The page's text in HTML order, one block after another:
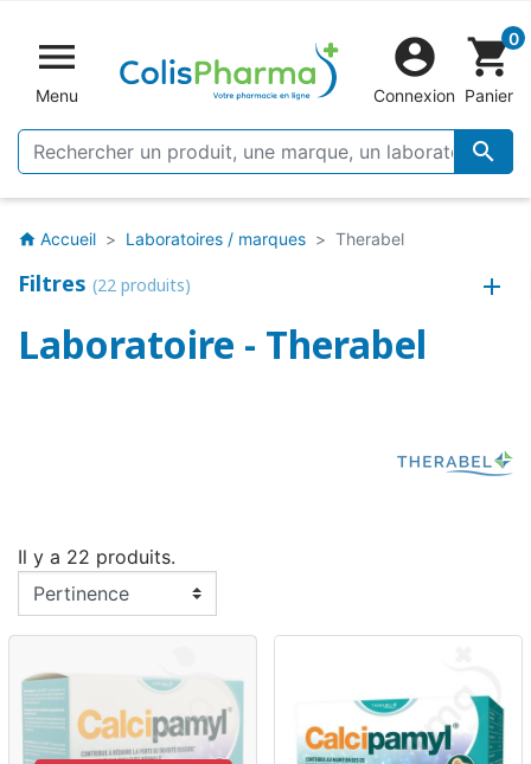

Menu


Connexion
shopping_cart0
Panier
home Accueil Laboratoires / marques Therabel
Filtres (22 produits)
Laboratoire - Therabel
Il y a 22 produits.